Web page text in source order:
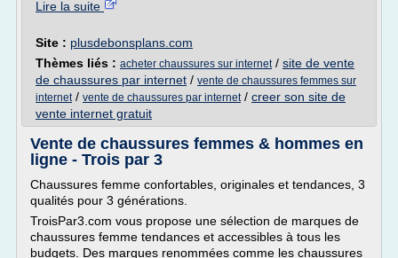
Lire la suite
Site : plusdebonsplans.com
Thèmes liés : acheter chaussures sur internet/ site de vente
de chaussures par internet / vente de chaussures femmes sur
internet/ vente de chaussures par internet/ creer son site de
vente internet gratuit
Vente de chaussures femmes & hommes en
ligne - Trois par 3
Chaussures femme confortables, originales et tendances, 3
qualités pour 3 générations.
TroisPar3.com vous propose une sélection de marques de
chaussures femme tendances et accessibles à tous les
budgets. Des marques renommées comme les chaussures